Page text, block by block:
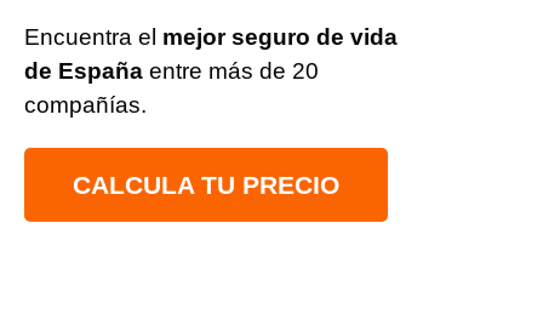
Encuentra el mejorseguro de vida
de España entre más de 20
compañías.
CALCULA TU PRECIO